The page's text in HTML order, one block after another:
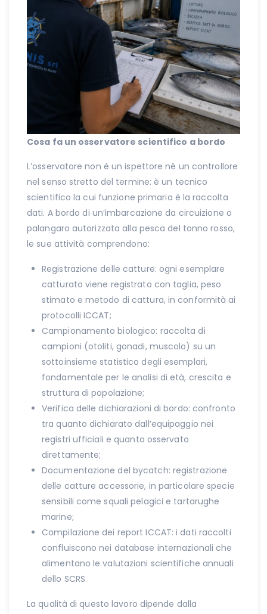
Cosa fa un osservatore scientifico a bordo
L’osservatore non è un ispettore né un controllore
nel senso stretto del termine: è un tecnico
scientifico la cui funzione primaria è la raccolta
dati. A bordo di un’imbarcazione da circuizione o
palangaro autorizzata alla pesca del tonno rosso,
le sue attività comprendono:
Registrazione delle catture: ogni esemplare
catturato viene registrato con taglia, peso
stimato e metodo di cattura, in conformità ai
protocolli ICCAT;
Campionamento biologico: raccolta di
campioni (otoliti, gonadi, muscolo) su un
sottoinsieme statistico degli esemplari,
fondamentale per le analisi di età, crescita e
struttura di popolazione;
Verifica delle dichiarazioni di bordo: confronto
tra quanto dichiarato dall’equipaggio nei
registri ufficiali e quanto osservato
direttamente;
Documentazione del bycatch: registrazione
delle catture accessorie, in particolare specie
sensibili come squali pelagici e tartarughe
marine;
Compilazione dei report ICCAT: i dati raccolti
confluiscono nei database internazionali che
alimentano le valutazioni scientifiche annuali
dello SCRS.
La qualità di questo lavoro dipende dalla